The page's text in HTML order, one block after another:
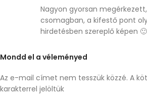
Nagyon gyorsan
csomagban, a kifestő pont
hirdetésben szereplő képen 🙂
Mondd el a véleményed
Az e-mail címet nem tesszük közzé. A
karakterrel jelöltük